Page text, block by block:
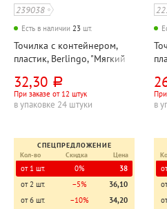
239038
Есть в наличии 23 шт.
Точилка с контейнером,
пластик, Berlingo, "Мягкий
33мм*24мм*15мм, одно
отверстие
32,30 руб.
При заказе от 12 штук
в упаковке 24 штуки
СПЕЦПРЕДЛОЖЕНИЕ
Кол-во
Скидка Цена
от 1 шт. 0%
38
от 2 шт.
−5%
36,10
от 6 шт.
−10%
34,20
в